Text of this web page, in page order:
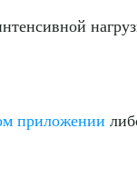
приложении